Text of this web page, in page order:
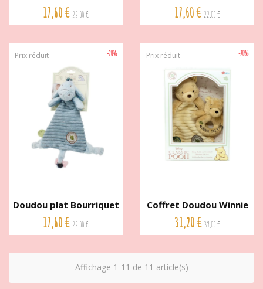
Ourson...
17,60 € 22,00 €
La...
17,60 € 22,00 €
-20%
Prix réduit
Doudou plat Bourriquet
La...
17,60 € 22,00 €
-20%
Prix réduit
Coffret Doudou Winnie
l'...
31,20 € 39,00 €
Affichage 1-11 de 11 article(s)